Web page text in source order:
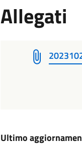
Allegati
Ultimo